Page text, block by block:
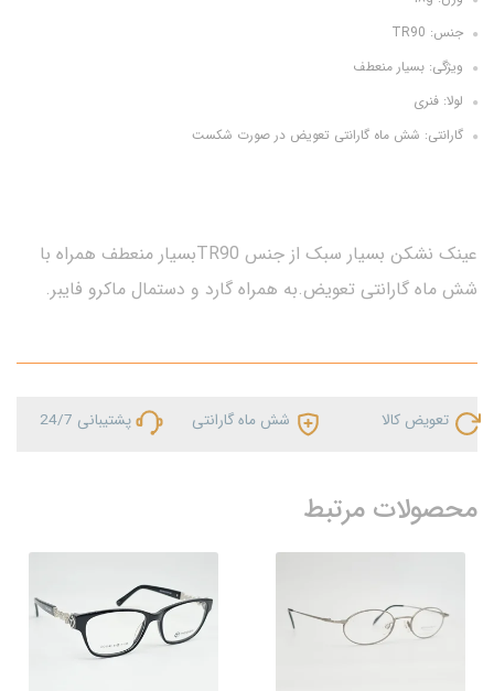
جنس: TR90
ویژگی: بسیار منعطف
لولا: فنری
گارانتی: شش ماه گارانتی تعويض در صورت شکست
عینک نشکن بسیار سبک از جنس TR90بسیار منعطف همراه با
شش ماه گارانتی تعویض.به همراه گارد و دستمال ماکرو فایبر.
تعویض کالا شش ماه گارانتی پشتیبانی 24/7
محصولات مرتبط